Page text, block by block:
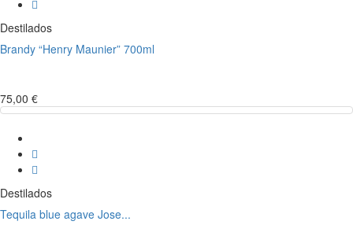
Destilados
Brandy “Henry Maunier” 700ml
75,00 €
Destilados
Tequila blue agave Jose...